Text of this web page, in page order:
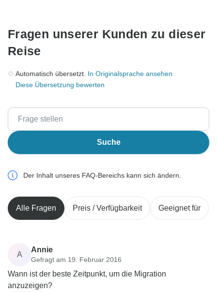
Fragen unserer Kunden zu dieser
Reise
Automatisch übersetzt. In Originalsprache ansehen
Diese Übersetzung bewerten
Suche
Der Inhalt unseres FAQ-Bereichs kann sich ändern.
Alle Fragen Preis / Verfügbarkeit Geeignet für
A
Annie
Gefragt am 19. Februar 2016
Wann ist der beste Zeitpunkt, um die Migration
anzuzeigen?